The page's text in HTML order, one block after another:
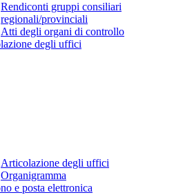
Rendiconti gruppi consiliari
regionali/provinciali
Atti degli organi di controllo
degli uffici
Articolazione degli uffici
Organigramma
e posta elettronica